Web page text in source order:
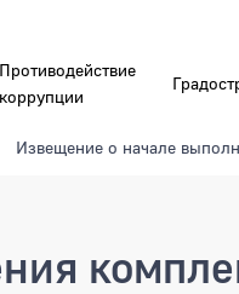
Противодействие
коррупции
Извещение о начале